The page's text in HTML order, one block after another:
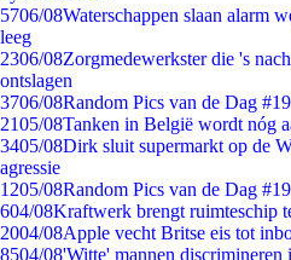
5706/08Waterschappen slaan alarm
leeg
2306/08Zorgmedewerkster die 's
ontslagen
3706/08Random Pics van de Dag
2105/08Tanken in België wordt nóg
3405/08Dirk sluit supermarkt op de
agressie
1205/08Random Pics van de Dag
604/08Kraftwerk brengt ruimteschip
2004/08Apple vecht Britse eis tot
8504/08'Witte' mannen discrimineren